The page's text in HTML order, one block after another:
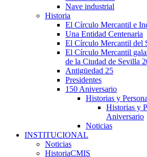
Nave industrial
Historia
El Círculo Mercantil e
Una Entidad Centenaria
El Círculo Mercantil del
El Círculo Mercantil
de la Ciudad de Sevilla
Antigüedad 25
Presidentes
150 Aniversario
Historias y
Historias y
Aniversario
Noticias
INSTITUCIONAL
Noticias
HistoriaCMIS